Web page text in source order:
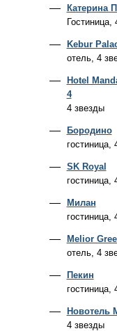
Катерина
Гостиница,
Kebur
отель, 4
Hotel
4
4 звезды
Бородино
гостиница,
SK Royal
гостиница,
Милан
гостиница,
Melior
отель, 4
Пекин
гостиница,
Новотель
4 звезды